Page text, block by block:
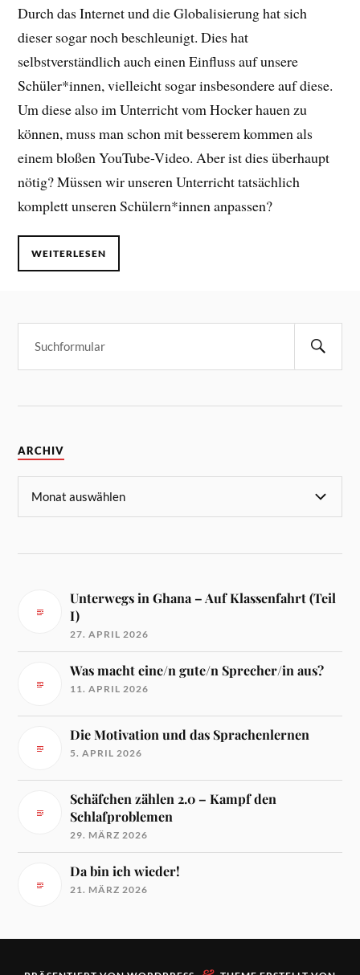
Durch das Internet und die Globalisierung hat sich
dieser sogar noch beschleunigt. Dies hat
selbstverständlich auch einen Einfluss auf unsere
Schüler*innen, vielleicht sogar insbesondere auf diese.
Um diese also im Unterricht vom Hocker hauen zu
können, muss man schon mit besserem kommen als
einem bloßen YouTube-Video. Aber ist dies überhaupt
nötig? Müssen wir unseren Unterricht tatsächlich
komplett unseren Schülern*innen anpassen?
WEITERLESEN
ARCHIV
Unterwegs in Ghana – Auf Klassenfahrt (Teil
I)
27. APRIL 2026
Was macht eine/n gute/n Sprecher/in aus?
11. APRIL 2026
Die Motivation und das Sprachenlernen
5. APRIL 2026
Schäfchen zählen 2.0 – Kampf den
Schlafproblemen
29. MÄRZ 2026
Da bin ich wieder!
21. MÄRZ 2026